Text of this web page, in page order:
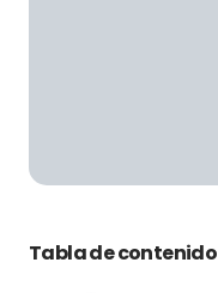
Tabla de contenido